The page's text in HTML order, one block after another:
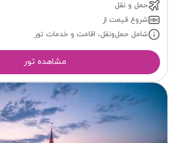
حمل و نقل
شروع قیمت از
شامل حمل‌ونقل، اقامت و خدمات تور
مشاهده تور